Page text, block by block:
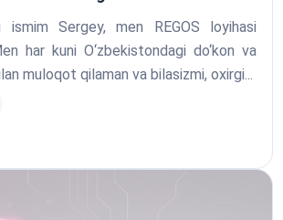
ismim Sergey, men REGOS loyihasi
har kuni O‘zbekistondagi do‘kon va
muloqot qilaman va bilasizmi, oxirgi...